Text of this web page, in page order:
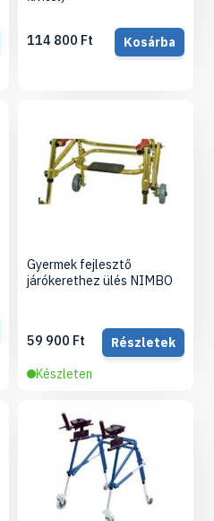
114 800 Ft Kosárba
Gyermek fejlesztő
járókerethez ülés NIMBO
59 900 Ft
Részletek
Készleten